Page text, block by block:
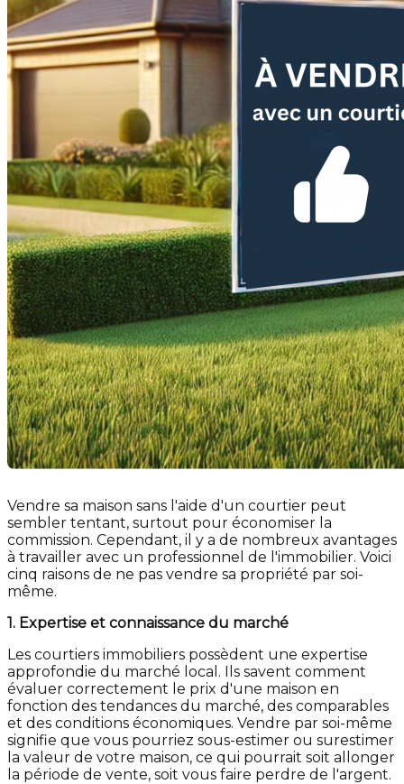
Vendre sa maison sans l'aide d'un courtier peut
sembler tentant, surtout pour économiser la
commission. Cependant, il y a de nombreux avantages
à travailler avec un professionnel de l'immobilier. Voici
cinq raisons de ne pas vendre sa propriété par soi-
même.
1. Expertise et connaissance du marché
Les courtiers immobiliers possèdent une expertise
approfondie du marché local. Ils savent comment
évaluer correctement le prix d'une maison en
fonction des tendances du marché, des comparables
et des conditions économiques. Vendre par soi-même
signifie que vous pourriez sous-estimer ou surestimer
la valeur de votre maison, ce qui pourrait soit allonger
la période de vente, soit vous faire perdre de l'argent.